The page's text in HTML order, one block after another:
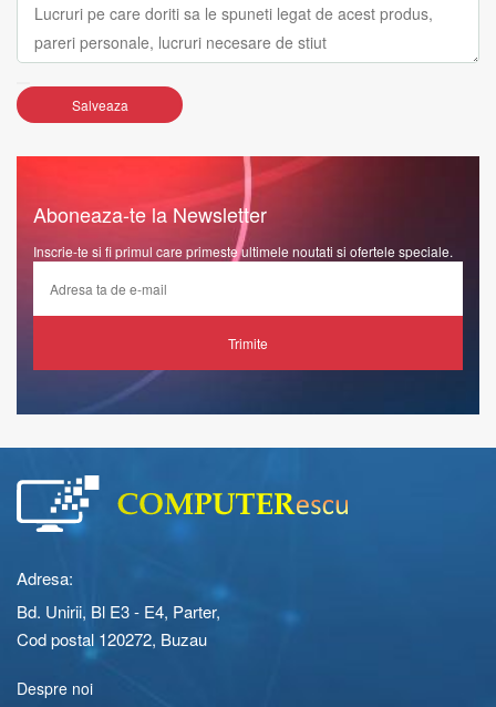
Salveaza
Aboneaza-te la Newsletter
Inscrie-te si fi primul care primeste ultimele noutati si ofertele speciale.
Trimite
Adresa:
Bd. Unirii, Bl E3 - E4, Parter,
Cod postal 120272, Buzau
Despre noi